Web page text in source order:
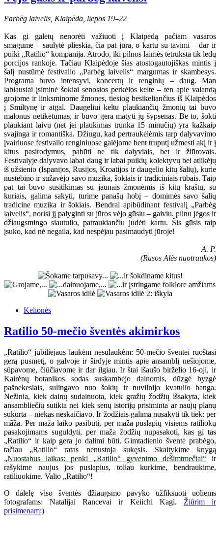
Parbėg laivelis, Klaipėda, liepos 19–22
Kas gi galėtų nenorėti važiuoti į Klaipėdą pačiam vasaros
smagume – saulytė plieskia, čia pat jūra, o kartu su tavimi – dar ir
puiki „Ratilio“ kompanija. Atrodo, iki pilnos laimės tetrūksta tik ledų
porcijos rankoje. Tačiau Klaipėdoje šias atostogautojiškas mintis į
šalį nustūmė festivalio „Parbėg laivelis“ margumas ir skambesys.
Programa buvo intensyvi, koncertų ir renginių – daug. Man
labiausiai įsiminė šokiai senosios perkėlos kelte – ten apie valandą
grojome ir linksminome žmones, tiesiog besikeliančius iš Klaipėdos
į Smiltynę ir atgal. Daugeliui keltu plaukiančių žmonių tai buvo
malonus netikėtumas, ir buvo gera matyti jų šypsenas. Be to, šokti
plaukiant laivu (net jei plaukimas trunka 15 minučių) yra kažkaip
svajinga ir romantiška. Džiugu, kad pertraukėlėmis tarp dalyvavimo
įvairiuose festivalio renginiuose galėjome bent truputį užmesti akį ir į
kitus pasirodymus, pabūti ne tik dalyviais, bet ir žiūrovais.
Festivalyje dalyvavo labai daug ir labai puikių kolektyvų bei atlikėjų
iš užsienio (Ispanijos, Rusijos, Kroatijos ir daugelio kitų šalių), kurie
nustebino ir sužavėjo savo muzika, šokiais ir tradiciniais rūbais. Taip
pat tai buvo susitikimas su jaunais žmonėmis iš kitų kraštų, su
kuriais, galima sakyti, turime panašų hobį – domimės savo šalių
tradicine muzika ir šokiais. Bendrai apibūdinant festivalį „Parbėg
laivelis“, norisi jį palyginti su jūros vėjo gūsiu – gaiviu, pilnu jėgos ir
džiaugsmingo siautulio, patraukiančiu judėti kartu. Šis gūsis taip
įsuko, kad nė negaila, kad nespėjau pasimaudyti jūroje!
A. P.
(Rasos Alės nuotraukos)
Kelionės
Ratilio 50-mečio šventės akimirkos
„Ratilio“ jubiliejaus laukėm nesulaukėm: 50-mečio šventei ruoštasi
gerą pusmetį, o galvoje ir širdyje mintis apie ansamblį nešiojome,
sūpavome, čiūčiavome ir dar ilgiau. Ir štai išaušo birželio 16-oji, ir
Kairėnų botanikos sodas suskambėjo dainomis, dūzgė byzgė
pašnekesiais, sulingavo nuo šokių ir nuvilnijo kvatulio banga.
Nežinia, kiek dainų sudainuota, kiek gražių žodžių išsakyta, kiek
ansambliečių sutikta nei kiek senų istorijų prisiminta ar naujų planų
sukurta – niekas neskaičiavo. Ir žodžiais galima nusakyti tik tiek: per
mãža. Per maža laiko pasibūti, per maža puslapių visiems ratiliokų
pasakojimams suguldyti, per maža žodžių nupasakoti, kas gi tas
„Ratilio“ ir kaip gera jo dalimi būti. Gimtadienio šventė prabėgo,
tačiau „Ratilio“ ratas nenustoja sukęsis. Skaitykime knygą
„Nuostabus laikas: penki „Ratilio“ gyvenimo dešimtmečiai“ ir
rašykime naujus jos puslapius, toliau kurkime, bendraukime,
ratiliuokime. Valio „Ratilio“!
O dalelę viso šventės džiaugsmo pavyko užfiksuoti uoliems
fotografams: Natalijai Rancevai ir Keiichi Kagi. Žiūrim ir
prisimenam:)